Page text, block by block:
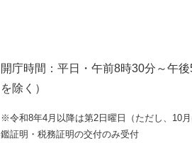
開庁時間：平日・午前8時30分～午
を除く）
※令和8年4月以降は第2日曜日（ただし、10
鑑証明・税務証明の交付のみ受付